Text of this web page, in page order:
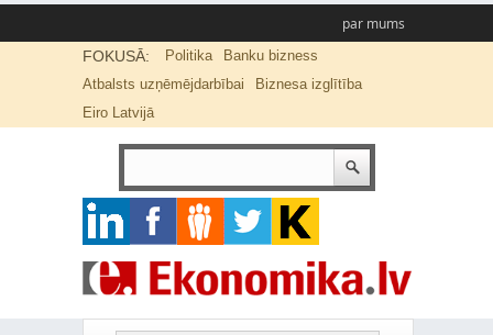
par mums
FOKUSĀ: Politika
Banku bizness
Atbalsts uzņēmējdarbībai
Biznesa izglītība
Eiro Latvijā